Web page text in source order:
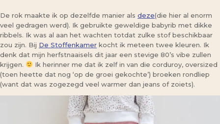
De rok maakte ik op dezelfde manier als deze(die hier al enorm
veel gedragen werd). Ik gebruikte geweldige babyrib met dikke
ribbels. Ik was al aan het wachten totdat zulke stof beschikbaar
zou zijn. Bij De Stoffenkamer kocht ik meteen twee kleuren. Ik
denk dat mijn herfstnaaisels dit jaar een stevige 80’s vibe zullen
krijgen.
Ik herinner me dat ik zelf in van die corduroy, oversized
(toen heette dat nog ‘op de groei gekochte’) broeken rondliep
(want dat was zogezegd veel warmer dan jeans of zoiets).